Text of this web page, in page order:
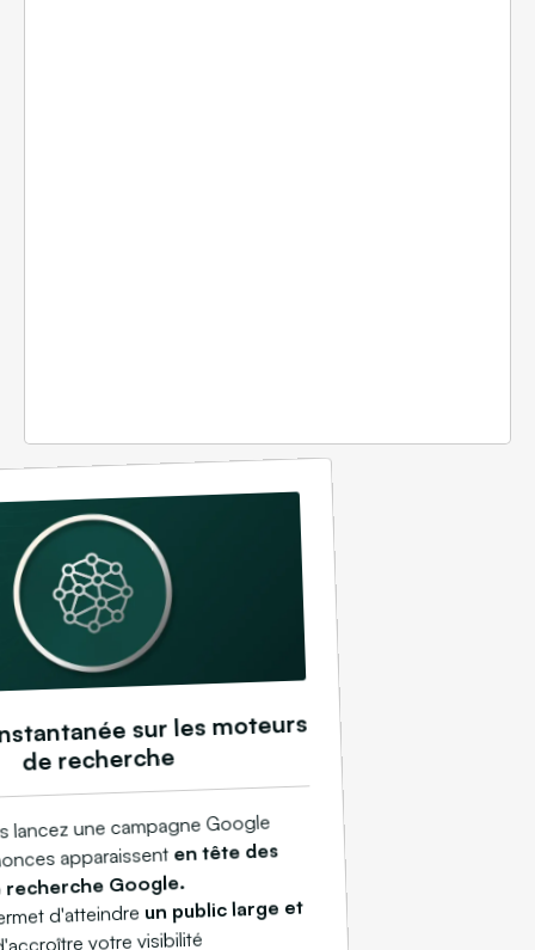
sur les moteurs
de recherche
lancez une campagne Google
apparaissent en tête des
recherche Google.
d'atteindre un public large et
votre visibilité